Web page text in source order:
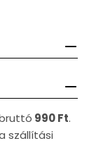
990 Ft.
szállítási